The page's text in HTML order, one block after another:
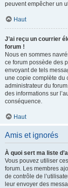
peuvent empêcher un
Haut
J’ai reçu un courrier
forum !
Nous en sommes
ce forum possède des
envoyant de tels
une copie complète du
administrateur du
des informations sur
conséquence.
Haut
Amis et ignorés
À quoi sert ma liste
Vous pouvez utiliser
forum. Les membres
de contrôle de
leur envoyer des